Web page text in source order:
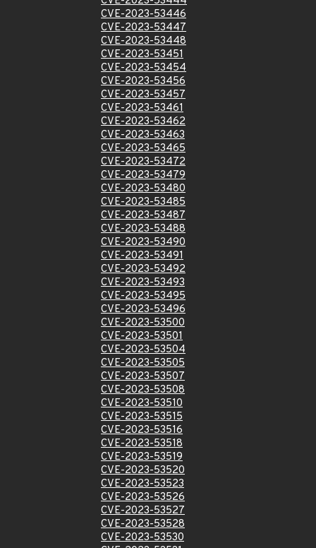
CVE-2023-53446
CVE-2023-53447
CVE-2023-53448
CVE-2023-53451
CVE-2023-53454
CVE-2023-53456
CVE-2023-53457
CVE-2023-53461
CVE-2023-53462
CVE-2023-53463
CVE-2023-53465
CVE-2023-53472
CVE-2023-53479
CVE-2023-53480
CVE-2023-53485
CVE-2023-53487
CVE-2023-53488
CVE-2023-53490
CVE-2023-53491
CVE-2023-53492
CVE-2023-53493
CVE-2023-53495
CVE-2023-53496
CVE-2023-53500
CVE-2023-53501
CVE-2023-53504
CVE-2023-53505
CVE-2023-53507
CVE-2023-53508
CVE-2023-53510
CVE-2023-53515
CVE-2023-53516
CVE-2023-53518
CVE-2023-53519
CVE-2023-53520
CVE-2023-53523
CVE-2023-53526
CVE-2023-53527
CVE-2023-53528
CVE-2023-53530